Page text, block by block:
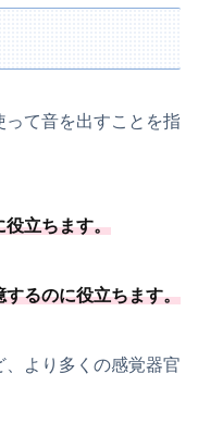
て音を出すことを指
役立ちます。
るのに役立ちます。
より多くの感覚器官